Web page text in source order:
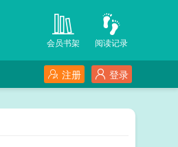
阅读记录
会员书架
登录
注册